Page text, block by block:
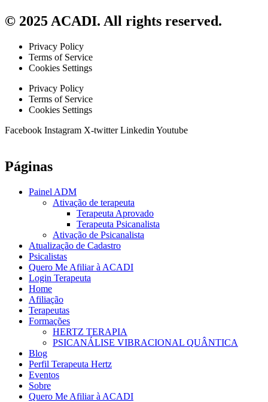
© 2025 ACADI. All rights reserved.
Privacy Policy
Terms of Service
Cookies Settings
Privacy Policy
Terms of Service
Cookies Settings
Facebook Instagram X-twitter Linkedin Youtube
Páginas
Painel ADM
Ativação de terapeuta
Terapeuta Aprovado
Terapeuta Psicanalista
Ativação de Psicanalista
Atualização de Cadastro
Psicalistas
Quero Me Afiliar à ACADI
Login Terapeuta
Home
Afiliação
Terapeutas
Formações
HERTZ TERAPIA
PSICANÁLISE VIBRACIONAL QUÂNTICA
Blog
Perfil Terapeuta Hertz
Eventos
Sobre
Quero Me Afiliar à ACADI